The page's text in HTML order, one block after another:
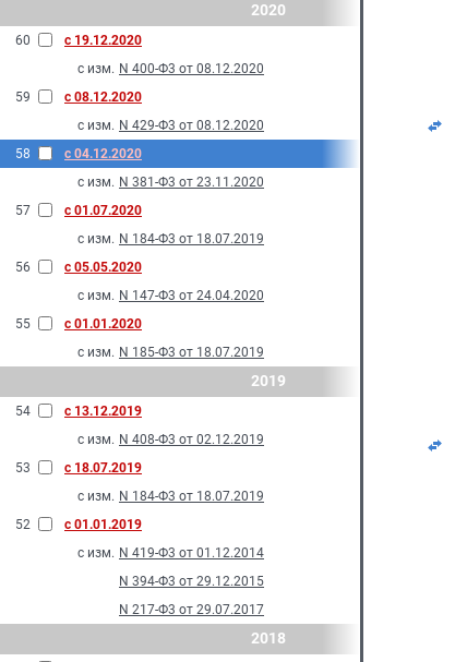
2020
60
с 19.12.2020
с изм. N 400-Ф3 от 08.12.2020
59
с 08.12.2020
с изм. N 429-Ф3 от 08.12.2020
58
с 04.12.2020
с изм. N 381-Ф3 от 23.11.2020
57
с 01.07.2020
с изм. N 184-Ф3 от 18.07.2019
56
с 05.05.2020
с изм. N 147-Ф3 от 24.04.2020
55
с 01.01.2020
с изм. N 185-Ф3 от 18.07.2019
2019
54
с 13.12.2019
с изм. N 408-Ф3 от 02.12.2019
53
с 18.07.2019
с изм. N 184-Ф3 от 18.07.2019
52
с 01.01.2019
с изм. N 419-Ф3 от 01.12.2014
N 394-Ф3 от 29.12.2015
N 217-Ф3 от 29.07.2017
2018